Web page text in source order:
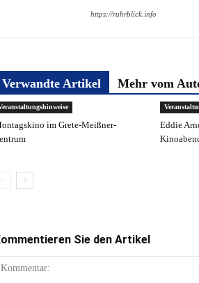
https://ruhrblick.info
Verwandte Artikel Mehr vom
im Grete-Meißner-
Eddie
Sie den Artikel